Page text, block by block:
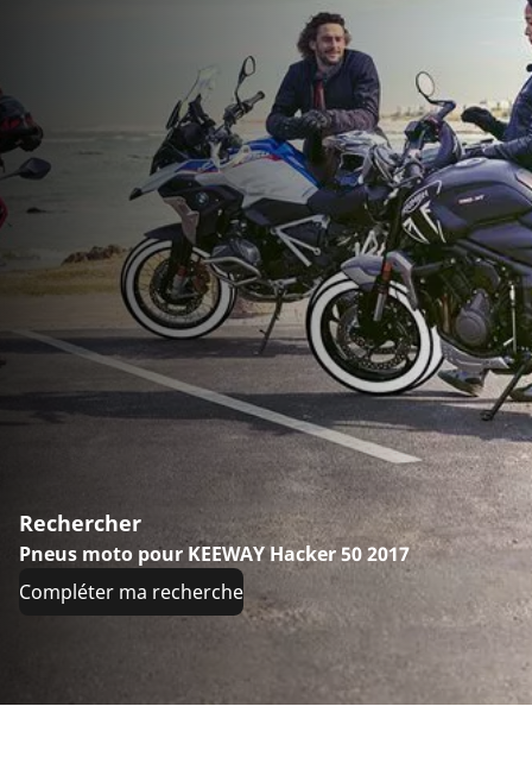
Rechercher
Pneus moto pour KEEWAY Hacker 50 2017
Compléter ma recherche